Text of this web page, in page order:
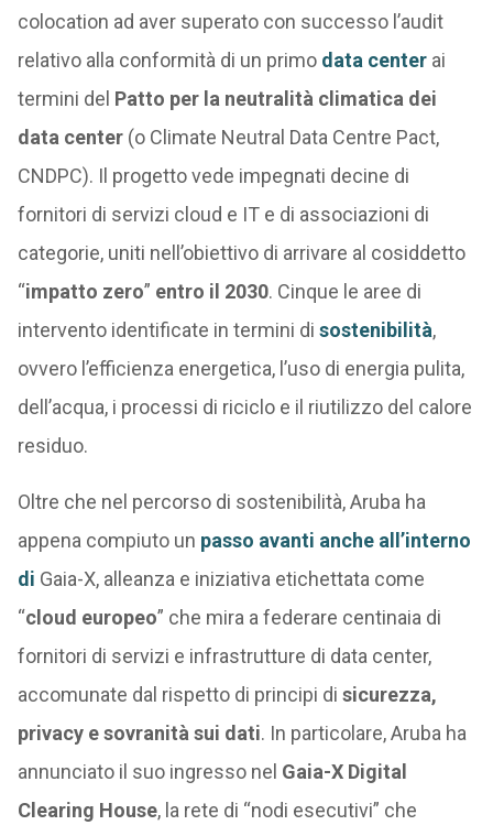
colocation ad aver superato con successo l’audit
relativo alla conformità di un primo data centerai
termini del Patto per la neutralità climatica dei
data center(o Climate Neutral Data Centre Pact,
CNDPC). Il progetto vede impegnati decine di
fornitori di servizi cloud e IT e di associazioni di
categorie, uniti nell’obiettivo di arrivare al cosiddetto
“impatto zero” entro il 2030. Cinque le aree di
intervento identificate in termini di sostenibilità,
ovvero l’efficienza energetica, l’uso di energia pulita,
dell’acqua, i processi di riciclo e il riutilizzo del calore
residuo.
Oltre che nel percorso di sostenibilità, Aruba ha
appena compiuto un passo avanti anche all’interno
di Gaia-X,alleanza e iniziativa etichettata come
“cloud europeo” che mira a federare centinaia di
fornitori di servizi e infrastrutture di data center,
accomunate dal rispetto di principi di sicurezza,
privacy e sovranità sui dati. In particolare, Aruba ha
annunciato il suo ingresso nel Gaia-X Digital
Clearing House, la rete di “nodi esecutivi” che